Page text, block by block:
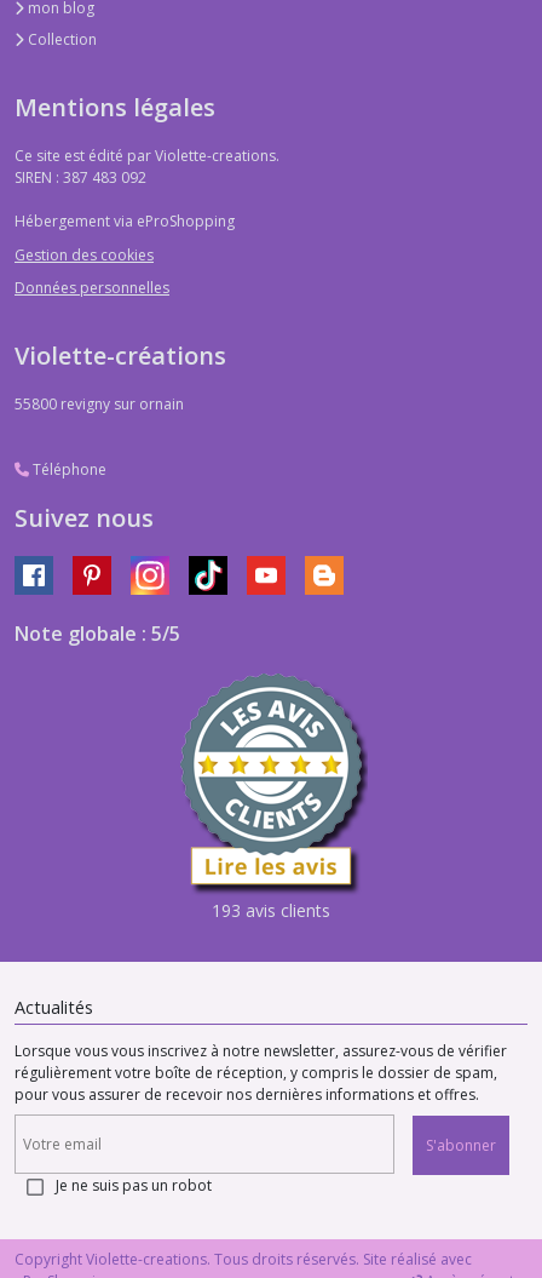
mon blog
Collection
Mentions légales
Ce site est édité par Violette-creations.
SIREN : 387 483 092
Hébergement via eProShopping
Gestion des cookies
Données personnelles
Violette-créations
55800 revigny sur ornain
Téléphone
Suivez nous
Note globale : 5/5
193 avis clients
Actualités
Lorsque vous vous inscrivez à notre newsletter, assurez-vous de vérifier
régulièrement votre boîte de réception, y compris le dossier de spam,
pour vous assurer de recevoir nos dernières informations et offres.
S'abonner
Je ne suis pas un robot
Copyright Violette-creations. Tous droits réservés. Site réalisé avec